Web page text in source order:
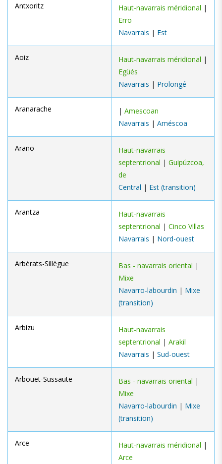
Antxoritz Haut-navarrais méridional |
Erro
Navarrais | Est
Aoiz Haut-navarrais méridional |
Egüés
Navarrais | Prolongé
Aranarache | Amescoan
Navarrais | Améscoa
Arano
Haut-navarrais
septentrional | Guipúzcoa,
de
Central | Est (transition)
Arantza
Haut-navarrais
septentrional | Cinco Villas
Navarrais | Nord-ouest
Arbérats-Sillègue Bas - navarrais oriental |
Mixe
Navarro-labourdin | Mixe
(transition)
Arbizu
Haut-navarrais
septentrional | Arakil
Navarrais | Sud-ouest
Arbouet-Sussaute Bas - navarrais oriental |
Mixe
Navarro-labourdin | Mixe
(transition)
Arce Haut-navarrais méridional |
Arce